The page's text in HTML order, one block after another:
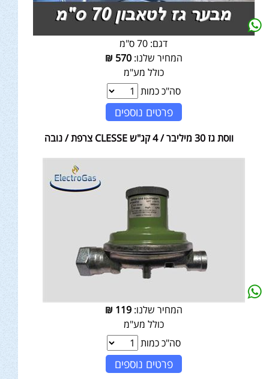
דגם: 70 ס"מ
המחיר שלנו:570
₪
כולל מע"מ
סה"כ כמות
פרטים נוספים
ווסת גז 30 מיליבר / 4 קג"ש CLESSE צרפת / נובה
המחיר שלנו:119
₪
כולל מע"מ
סה"כ כמות
פרטים נוספים